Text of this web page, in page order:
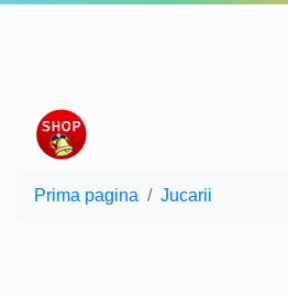
Prima pagina Jucarii